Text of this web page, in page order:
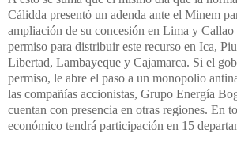
Cálidda presentó un adenda ante el Minem
ampliación de su concesión en Lima y Callao
permiso para distribuir este recurso en Ica,
Libertad, Lambayeque y Cajamarca. Si el
permiso, le abre el paso a un monopolio
las compañías accionistas, Grupo Energía
cuentan con presencia en otras regiones. En
económico tendrá participación en 15